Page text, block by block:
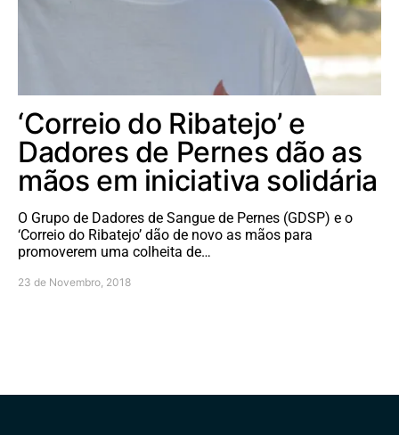
‘Correio do Ribatejo’ e
Dadores de Pernes dão as
mãos em iniciativa solidária
O Grupo de Dadores de Sangue de Pernes (GDSP) e o
‘Correio do Ribatejo’ dão de novo as mãos para
promoverem uma colheita de…
23 de Novembro, 2018